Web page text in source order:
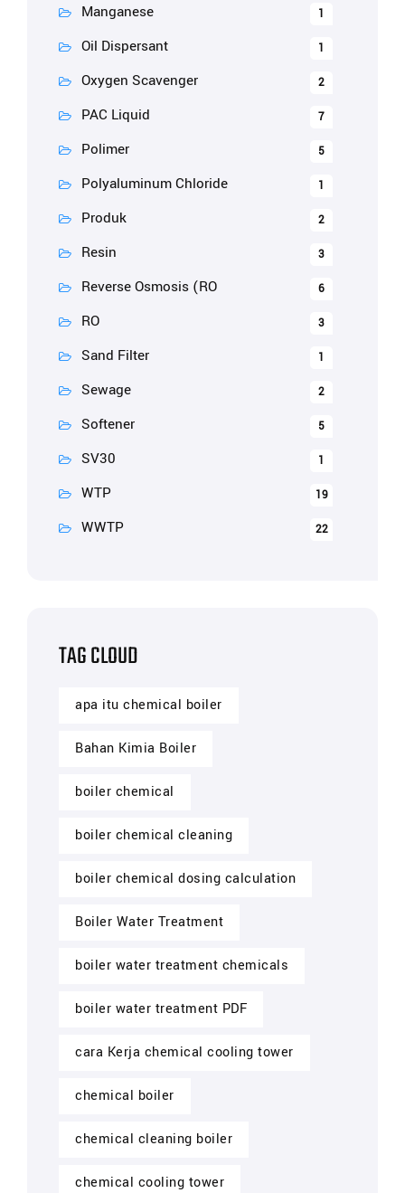
Manganese 1
Oil Dispersant 1
Oxygen Scavenger 2
PAC Liquid 7
Polimer 5
Polyaluminum Chloride 1
Produk 2
Resin 3
Reverse Osmosis (RO 6
RO 3
Sand Filter 1
Sewage 2
Softener 5
SV30 1
WTP 19
WWTP 22
TAG CLOUD
apa itu chemical boiler
Bahan Kimia Boiler
boiler chemical
boiler chemical cleaning
boiler chemical dosing calculation
Boiler Water Treatment
boiler water treatment chemicals
boiler water treatment PDF
cara Kerja chemical cooling tower
chemical boiler
chemical cleaning boiler
chemical cooling tower